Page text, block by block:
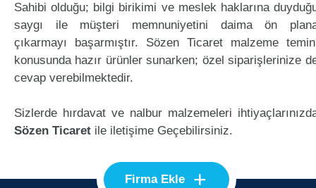
Sahibi olduğu; bilgi birikimi ve meslek haklarına
saygı ile müşteri memnuniyetini daima ön
çıkarmayı başarmıştır. Sözen Ticaret malzeme
konusunda hazır ürünler sunarken; özel siparişlerinize
cevap verebilmektedir.
Sizlerde hırdavat ve nalbur malzemeleri
Sözen Ticaret ile iletişime Geçebilirsiniz.
Firma Ekle +